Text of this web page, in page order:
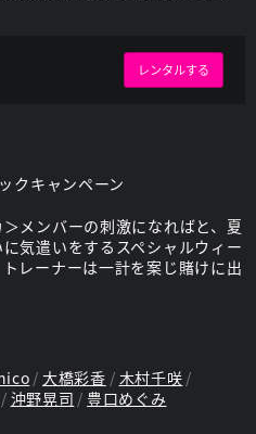
レンタルする
メンバーの刺激になればと、夏
気遣いをするスペシャルウィー
レーナーは一計を案じ賭けに出
大橋彩香
木村千咲
沖野晃司 豊口めぐみ